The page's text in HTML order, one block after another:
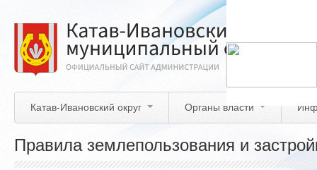
основному
содержанию
Катав-Ивановский округ Органы власти
Правила землепользования и